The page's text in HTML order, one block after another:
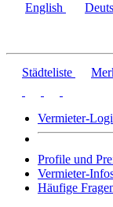
English
Städteliste
Vermieter-
Profile und
Vermieter-
Häufige